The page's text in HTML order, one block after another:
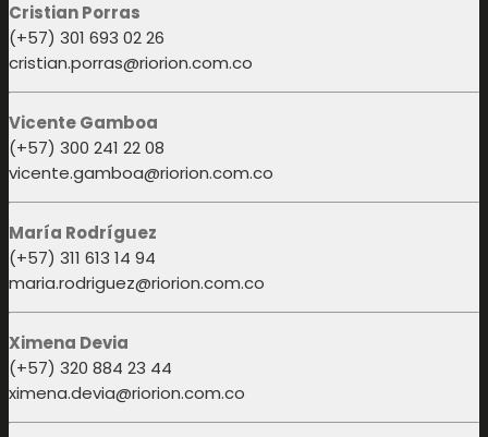
Cristian Porras
(+57) 301 693 02 26
cristian.porras@riorion.com.co
Vicente Gamboa
(+57) 300 241 22 08
vicente.gamboa@riorion.com.co
María Rodríguez
(+57) 311 613 14 94
maria.rodriguez@riorion.com.co
Ximena Devia
(+57) 320 884 23 44
ximena.devia@riorion.com.co